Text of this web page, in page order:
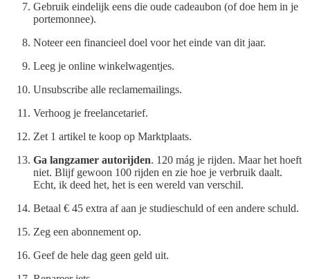
Gebruik eindelijk eens die oude cadeaubon (of doe hem in je
portemonnee).
Noteer een financieel doel voor het einde van dit jaar.
Leeg je online winkelwagentjes.
Unsubscribe alle reclamemailings.
Verhoog je freelancetarief.
Zet 1 artikel te koop op Marktplaats.
Ga langzamer autorijden. 120 mág je rijden. Maar het hoeft
niet. Blijf gewoon 100 rijden en zie hoe je verbruik daalt.
Echt, ik deed het, het is een wereld van verschil.
Betaal € 45 extra af aan je studieschuld of een andere schuld.
Zeg een abonnement op.
Geef de hele dag geen geld uit.